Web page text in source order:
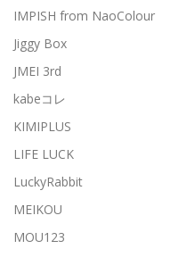
IMPISH from NaoColour
Jiggy Box
JMEI 3rd
kabeコレ
KIMIPLUS
LIFE LUCK
LuckyRabbit
MEIKOU
MOU123